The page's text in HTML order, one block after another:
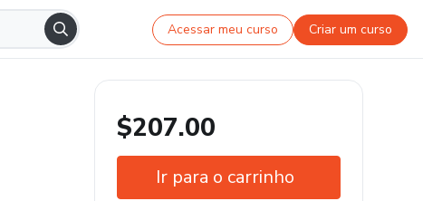
Acessar meu curso Criar um curso
$207.00
Ir para o carrinho